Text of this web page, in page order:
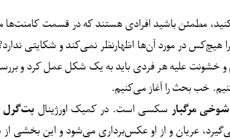
مطمئن باشید افرادی هستند که در قسمت کامنت‌ها
در مورد آن‌ها اظهارنظر نمی‌کند و شکایتی
خشونت علیه هر فردی باید به یک شکل عمل کرد و بررسی
خب بحث را آغاز می‌کنیم.
مرگبار سکسی است. در کمیک اورژینال بت‌گرل
عریان و از او عکس‌برداری می‌شود و این بخشی از